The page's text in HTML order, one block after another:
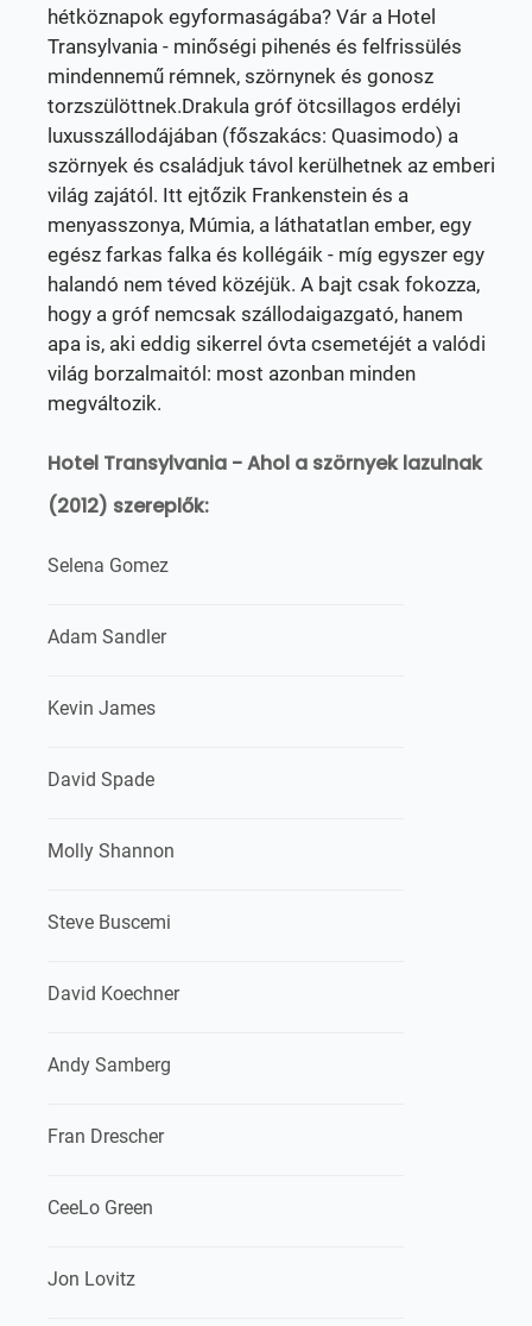
hétköznapok egyformaságába? Vár a Hotel
Transylvania - minőségi pihenés és felfrissülés
mindennemű rémnek, szörnynek és gonosz
torzszülöttnek.Drakula gróf ötcsillagos erdélyi
luxusszállodájában (főszakács: Quasimodo) a
szörnyek és családjuk távol kerülhetnek az emberi
világ zajától. Itt ejtőzik Frankenstein és a
menyasszonya, Múmia, a láthatatlan ember, egy
egész farkas falka és kollégáik - míg egyszer egy
halandó nem téved közéjük. A bajt csak fokozza,
hogy a gróf nemcsak szállodaigazgató, hanem
apa is, aki eddig sikerrel óvta csemetéjét a valódi
világ borzalmaitól: most azonban minden
megváltozik.
Hotel Transylvania - Ahol a szörnyek lazulnak
(2012) szereplők:
Selena Gomez
Adam Sandler
Kevin James
David Spade
Molly Shannon
Steve Buscemi
David Koechner
Andy Samberg
Fran Drescher
CeeLo Green
Jon Lovitz